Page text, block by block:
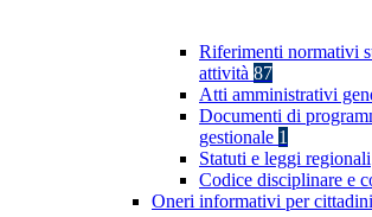
Riferimenti normativi
attività 87
Atti amministrativi
Documenti di
gestionale 1
Statuti e leggi regionali
Codice disciplinare e
Oneri informativi per